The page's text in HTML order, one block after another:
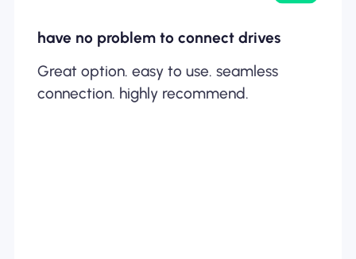
have no problem to connect drives
Great option. easy to use. seamless
connection. highly recommend.